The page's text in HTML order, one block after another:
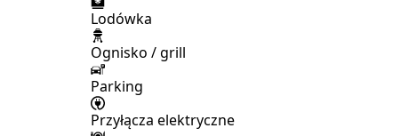
Lodówka
Ognisko / grill
Parking
Przyłącza elektryczne